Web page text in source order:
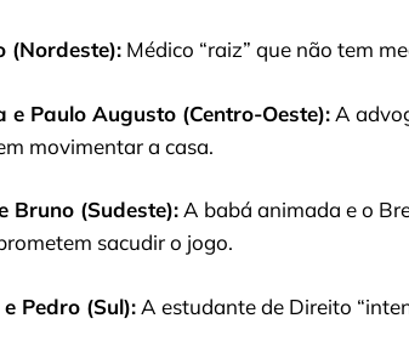
(Nordeste): Médico “raiz” que não tem
e Paulo Augusto (Centro-Oeste): A
movimentar a casa.
Bruno (Sudeste):A babá animada e o
sacudir o jogo.
Pedro (Sul): A estudante de Direito